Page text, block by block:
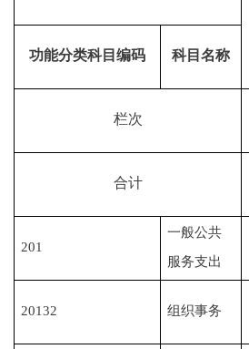
功能分类科目编码 科目名称
栏次
合计
201
一般公共
服务支出
20132 组织事务